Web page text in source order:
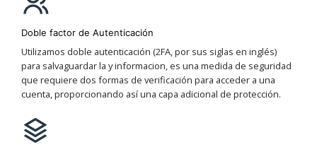
Doble factor de Autenticación
Utilizamos doble autenticación (2FA, por sus siglas en inglés)
para salvaguardar la y informacion, es una medida de seguridad
que requiere dos formas de verificación para acceder a una
cuenta, proporcionando así una capa adicional de protección.